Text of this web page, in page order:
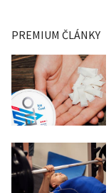
PREMIUM ČLÁNKY